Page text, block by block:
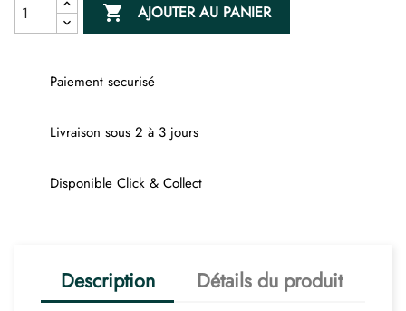
 AJOUTER AU PANIER
Paiement securisé
Livraison sous 2 à 3 jours
Disponible Click & Collect
Description Détails du produit